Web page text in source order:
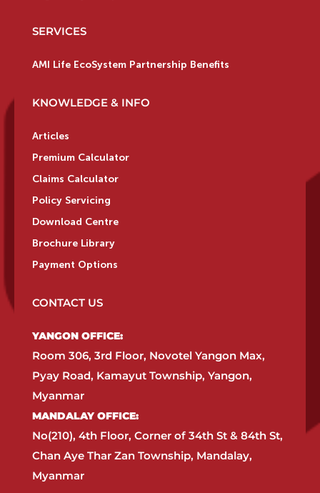
SERVICES
AMI Life EcoSystem Partnership Benefits
KNOWLEDGE & INFO
Articles
Premium Calculator
Claims Calculator
Policy Servicing
Download Centre
Brochure Library
Payment Options
CONTACT US
YANGON OFFICE:​
Room 306, 3rd Floor, Novotel Yangon Max,
Pyay Road, Kamayut Township, Yangon,
Myanmar​
MANDALAY OFFICE:​
No(210), 4th Floor, Corner of 34th St & 84th St,
Chan Aye Thar Zan Township, Mandalay,
Myanmar